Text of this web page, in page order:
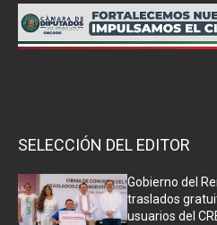
SELECCIÓN DEL EDITOR
Gobierno del
traslados
usuarios del